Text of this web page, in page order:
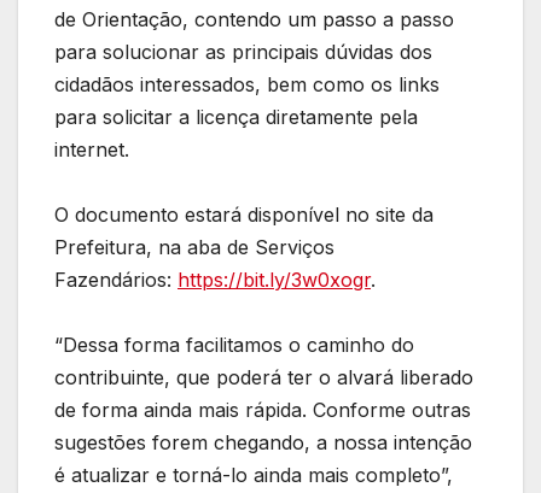
de Orientação, contendo um passo a passo
para solucionar as principais dúvidas dos
cidadãos interessados, bem como os links
para solicitar a licença diretamente pela
internet.
O documento estará disponível no site da
Prefeitura, na aba de Serviços
Fazendários: https://bit.ly/3w0xogr.
“Dessa forma facilitamos o caminho do
contribuinte, que poderá ter o alvará liberado
de forma ainda mais rápida. Conforme outras
sugestões forem chegando, a nossa intenção
é atualizar e torná-lo ainda mais completo”,